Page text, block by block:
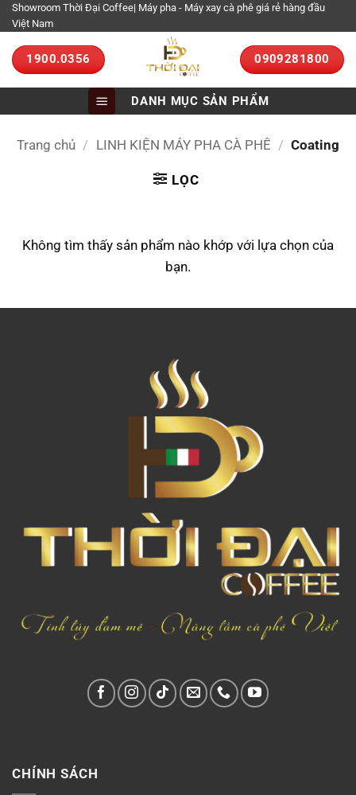
Bỏ
qua
nội
dung
Showroom Thời Đại Coffee| Máy pha - Máy xay cà phê giá rẻ hàng đầu
Việt Nam
1900.0356 0909281800
DANH MỤC SẢN PHẨM
Trang chủ / LINH KIỆN MÁY PHA CÀ PHÊ / Coating
LỌC
Không tìm thấy sản phẩm nào khớp với lựa chọn của
bạn.
CHÍNH SÁCH